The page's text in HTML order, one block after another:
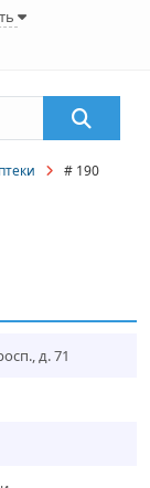
# 190
д. 71